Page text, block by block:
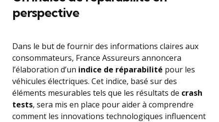
perspective
Dans le but de fournir des informations claires aux
consommateurs, France Assureurs annoncera
l’élaboration d’un indice de réparabilité pour les
véhicules électriques. Cet indice, basé sur des
éléments mesurables tels que les résultats de crash
tests, sera mis en place pour aider à comprendre
comment les innovations technologiques influencent